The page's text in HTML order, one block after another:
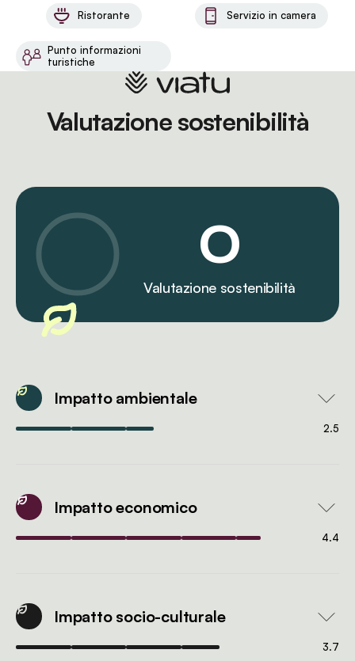
Ristorante Servizio in camera
Punto informazioni
turistiche
Valutazione sostenibilità
0
Valutazione sostenibilità
Impatto ambientale
2.5
Impatto economico
4.4
Impatto socio-culturale
3.7